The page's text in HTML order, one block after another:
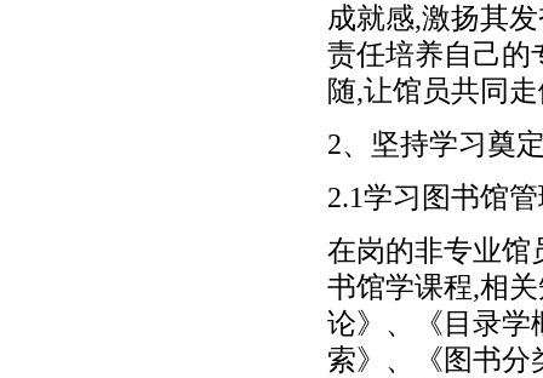
成就感,激扬其
责任培养自己的
随,让馆员共同
2、坚持学习奠
2.1学习图书馆
在岗的非专业馆
书馆学课程,相
论》、《目录学
索》、《图书分